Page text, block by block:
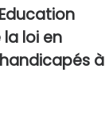
loi en
à